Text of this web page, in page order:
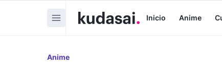
Inicio Anime
Anime